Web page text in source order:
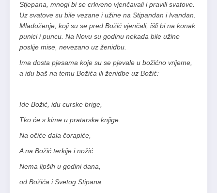
Stjepana, mnogi bi se crkveno vjenčavali i pravili svatove.
Uz svatove su bile vezane i užine na Stipandan i Ivandan.
Mladoženje, koji su se pred Božić vjenčali, išli bi na konak
punici i puncu. Na Novu su godinu nekada bile užine
poslije mise, nevezano uz ženidbu.
Ima dosta pjesama koje su se pjevale u božićno vrijeme,
a idu baš na temu Božića ili ženidbe uz Božić:
Ide Božić, idu curske brige,
Tko će s kime u pratarske knjige.
Na očiće dala čorapiće,
A na Božić terkije i nožić.
Nema lipših u godini dana,
od Božića i Svetog Stipana.